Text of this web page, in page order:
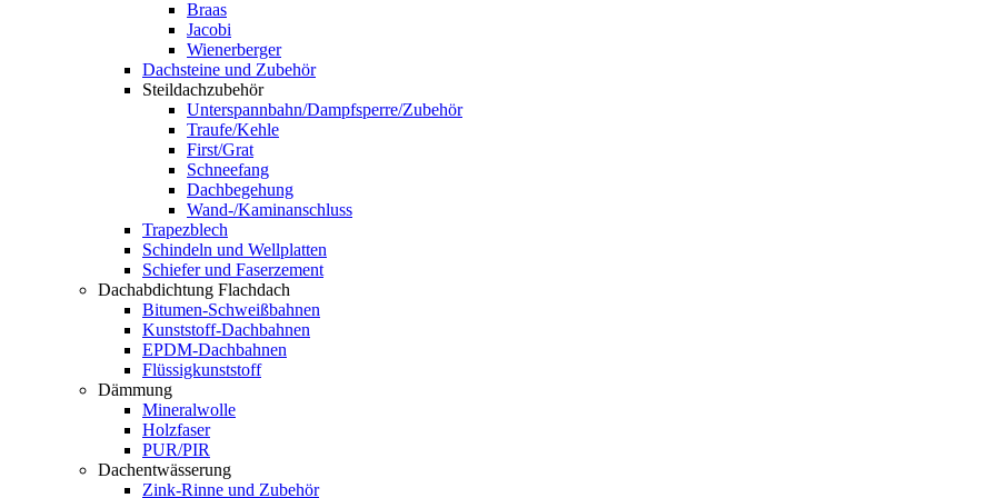
Braas
Jacobi
Wienerberger
Dachsteine und Zubehör
Steildachzubehör
Unterspannbahn/Dampfsperre/Zubehör
Traufe/Kehle
First/Grat
Schneefang
Dachbegehung
Wand-/Kaminanschluss
Trapezblech
Schindeln und Wellplatten
Schiefer und Faserzement
Dachabdichtung Flachdach
Bitumen-Schweißbahnen
Kunststoff-Dachbahnen
EPDM-Dachbahnen
Flüssigkunststoff
Dämmung
Mineralwolle
Holzfaser
PUR/PIR
Dachentwässerung
Zink-Rinne und Zubehör